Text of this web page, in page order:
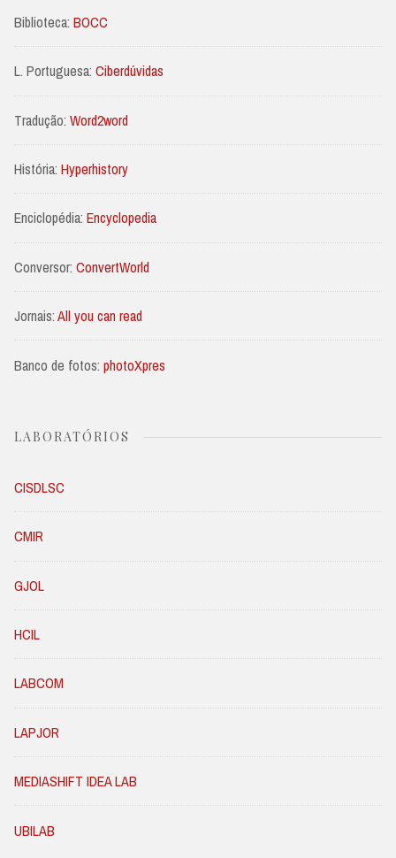
Biblioteca: BOCC
L. Portuguesa: Ciberdúvidas
Tradução: Word2word
História: Hyperhistory
Enciclopédia: Encyclopedia
Conversor: ConvertWorld
Jornais:All you can read
Banco de fotos: photoXpres
LABORATÓRIOS
CISDLSC
CMIR
GJOL
HCIL
LABCOM
LAPJOR
MEDIASHIFT IDEA LAB
UBILAB